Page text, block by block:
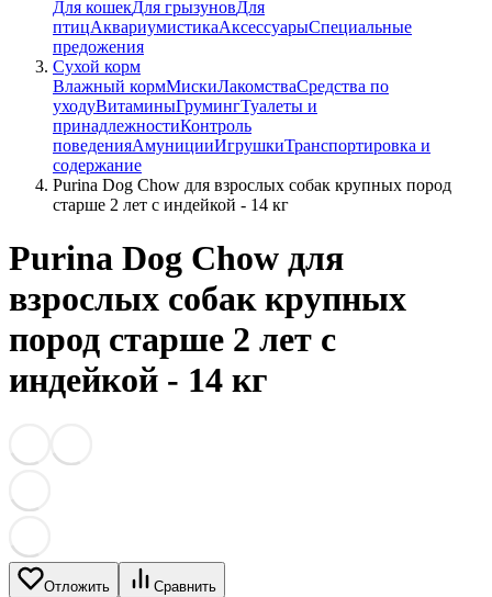
Для кошекДля грызуновДля
птицАквариумистикаАксессуарыСпециальные
предожения
Сухой корм
Влажный кормМискиЛакомстваСредства по
уходуВитаминыГрумингТуалеты и
принадлежностиКонтроль
поведенияАмуницииИгрушкиТранспортировка и
содержание
Purina Dog Chow для взрослых собак крупных пород
старше 2 лет с индейкой - 14 кг
Purina Dog Chow для
взрослых собак крупных
пород старше 2 лет с
индейкой - 14 кг
Отложить Сравнить